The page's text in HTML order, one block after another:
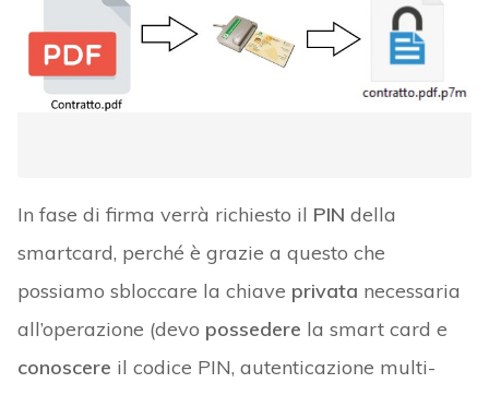
In fase di firma verrà richiesto il PIN della
smartcard, perché è grazie a questo che
possiamo sbloccare la chiave privata necessaria
all’operazione (devo possedere la smart card e
conoscere il codice PIN, autenticazione multi-